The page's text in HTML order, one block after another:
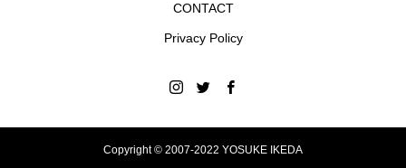
CONTACT
Privacy Policy
Copyright © 2007-2022 YOSUKE IKEDA